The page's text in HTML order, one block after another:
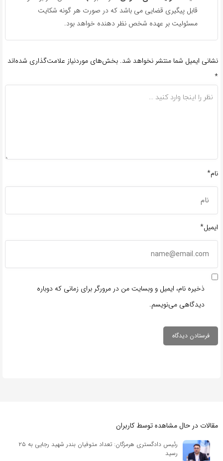
قابل پیگیری قضایی می باشد که در صورت هر گونه شکایت
مسئولیت بر عهده شخص نظر دهنده خواهد بود.
نشانی ایمیل شما منتشر نخواهد شد. بخش‌های موردنیاز علامت‌گذاری شده‌اند
*
نام*
ایمیل*
ذخیره نام، ایمیل و وبسایت من در مرورگر برای زمانی که دوباره
دیدگاهی می‌نویسم.
مقالات در حال مشاهده توسط کاربران
رئیس دادگستری هرمزگان: تعداد متوفیان بندر شهید رجایی به ۲۵
رسید